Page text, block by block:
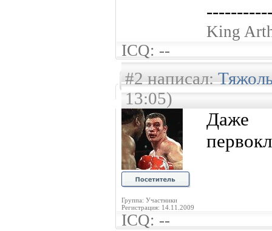
King
ICQ: --
#2 написал:
13:05)
Группа: Участники
Регистрация: 14.11.2009
Даже
ICQ: --